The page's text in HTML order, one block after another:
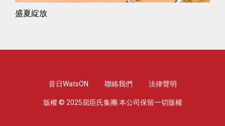
盛夏綻放
昔日WatsON 聯絡我們 法律聲明
版權 © 2025屈臣氏集團 本公司保留一切版權